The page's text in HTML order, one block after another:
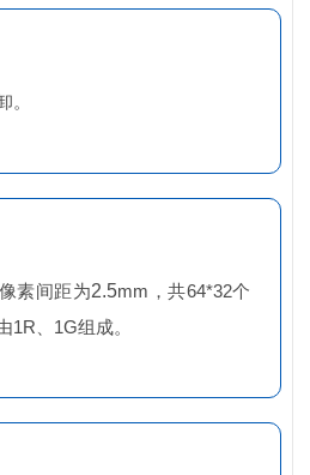
。
素间距为2.5mm，共64*32个
1R、1G组成。